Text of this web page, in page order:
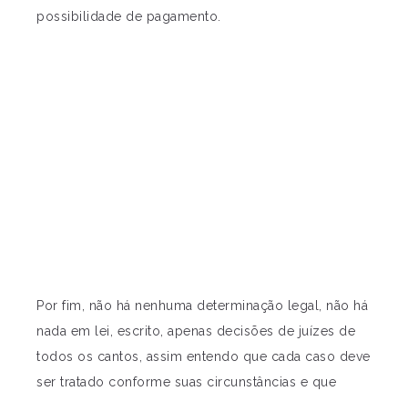
possibilidade de pagamento.
Por fim, não há nenhuma determinação legal, não há
nada em lei, escrito, apenas decisões de juízes de
todos os cantos, assim entendo que cada caso deve
ser tratado conforme suas circunstâncias e que